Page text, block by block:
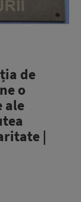
de
o
ale
|